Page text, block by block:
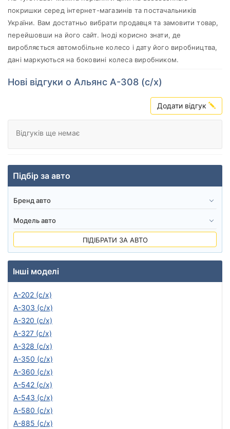
покришки серед інтернет-магазинів та постачальників
України. Вам достатньо вибрати продавця та замовити товар,
перейшовши на його сайт. Іноді корисно знати, де
виробляється автомобільне колесо і дату його виробництва,
дані маркуються на боковині колеса виробником.
Нові відгуки о Альянс А-308 (с/х)
Додати відгук
Відгуків ще немає
Всі бренди
Тип транспортного засобу
Посилена шина
Підібрати
Підбір за авто
ПІДІБРАТИ ЗА АВТО
Інші моделі
A-202 (с/х)
A-303 (с/х)
A-320 (c/х)
A-327 (с/х)
A-328 (с/х)
A-350 (с/х)
A-360 (с/х)
A-542 (с/х)
A-543 (с/х)
A-580 (с/х)
A-885 (с/х)